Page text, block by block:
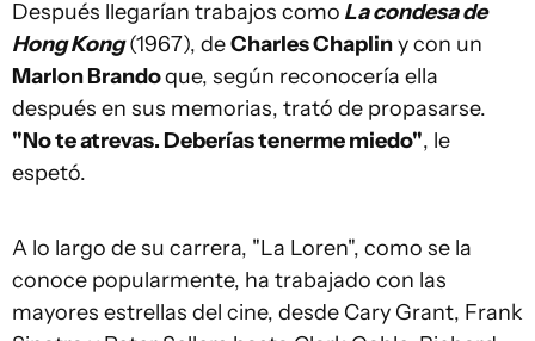
Después llegarían trabajos como La condesa de
Hong Kong(1967), deCharles Chapliny con un
Marlon Brandoque, según reconocería ella
después en sus memorias, trató de propasarse.
"No te atrevas. Deberías tenerme miedo", le
espetó.
A lo largo de su carrera, "La Loren", como se la
conoce popularmente, ha trabajado con las
mayores estrellas del cine, desde Cary Grant, Frank